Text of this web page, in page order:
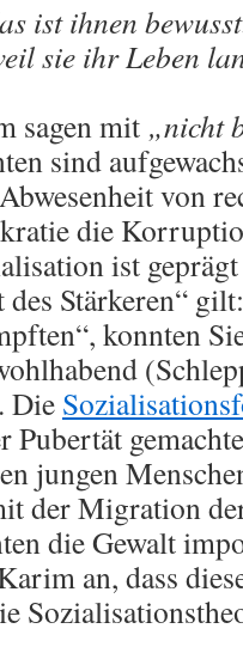
ist ihnen
sie ihr Leben
sagen mit „nicht
sind
von
die
ist
des Stärkeren“
konnten
Die
Pubertät
jungen
der Migration
die Gewalt
an, dass